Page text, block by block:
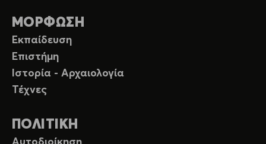
ΜΟΡΦΩΣΗ
Εκπαίδευση
Επιστήμη
Ιστορία - Αρχαιολογία
Τέχνες
ΠΟΛΙΤΙΚΗ